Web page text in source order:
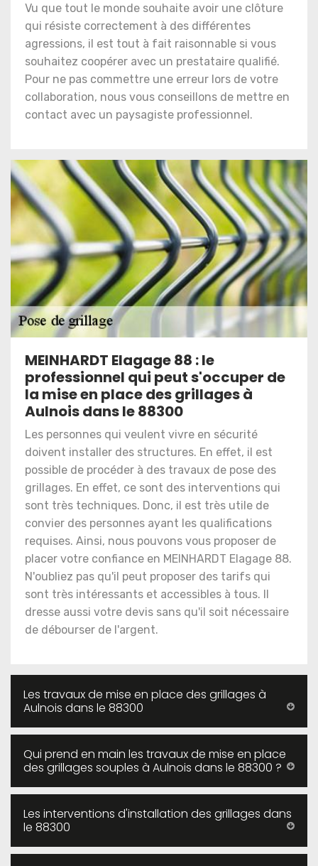
Vu que tout le monde souhaite avoir une clôture
qui résiste correctement à des différentes
agressions, il est tout à fait raisonnable si vous
souhaitez coopérer avec un prestataire qualifié.
Pour ne pas commettre une erreur lors de votre
collaboration, nous vous conseillons de mettre en
contact avec un paysagiste professionnel.
MEINHARDT Elagage 88 : le
professionnel qui peut s'occuper de
la mise en place des grillages à
Aulnois dans le 88300
Les personnes qui veulent vivre en sécurité
doivent installer des structures. En effet, il est
possible de procéder à des travaux de pose des
grillages. En effet, ce sont des interventions qui
sont très techniques. Donc, il est très utile de
convier des personnes ayant les qualifications
requises. Ainsi, nous pouvons vous proposer de
placer votre confiance en MEINHARDT Elagage 88.
N'oubliez pas qu'il peut proposer des tarifs qui
sont très intéressants et accessibles à tous. Il
dresse aussi votre devis sans qu'il soit nécessaire
de débourser de l'argent.
Les travaux de mise en place des grillages à
Aulnois dans le 88300
Qui prend en main les travaux de mise en place
des grillages souples à Aulnois dans le 88300 ?
Les interventions d'installation des grillages dans
le 88300